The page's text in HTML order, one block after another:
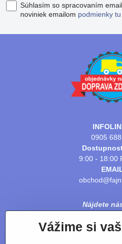
Súhlasím so spracovaním
noviniek emailom podmienky tu
0905
9:00 - 18:00
Nájdete
Vážime si